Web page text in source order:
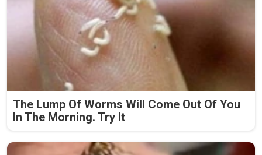
The Lump Of Worms Will Come Out Of You
In The Morning. Try It